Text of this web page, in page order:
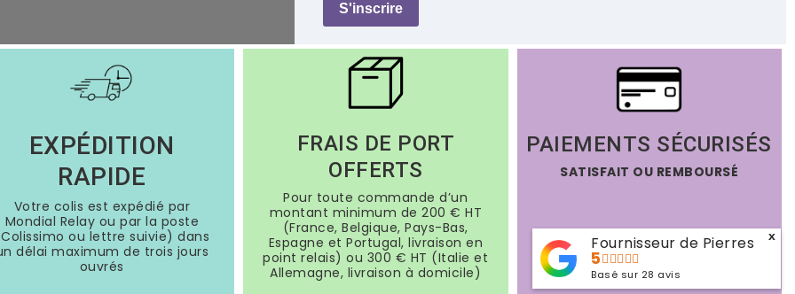
S'inscrire
EXPÉDITION
RAPIDE
Votre colis est expédié par
Mondial Relay ou par la poste
ou lettre suivie) dans
délai maximum de trois jours
ouvrés
FRAIS DE PORT
OFFERTS
Pour toute commande d’un
montant minimum de 200 € HT
(France, Belgique, Pays-Bas,
Espagne et Portugal, livraison en
point relais) ou 300 € HT (Italie et
Allemagne, livraison à domicile)
PAIEMENTS SÉCURISÉS
SATISFAIT OU REMBOURSÉ
Fournisseur de Pierres
5
Basé sur 28 avis
x